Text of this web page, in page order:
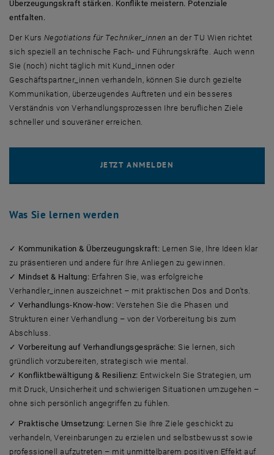
Überzeugungskraft stärken. Konflikte meistern. Potenziale
entfalten.
Der Kurs Negotiations für Techniker_innenan der TU Wien richtet
sich speziell an technische Fach- und Führungskräfte. Auch wenn
Sie (noch) nicht täglich mit Kund_innen oder
Geschäftspartner_innen verhandeln, können Sie durch gezielte
Kommunikation, überzeugendes Auftreten und ein besseres
Verständnis von Verhandlungsprozessen Ihre beruflichen Ziele
schneller und souveräner erreichen.
Was Sie lernen werden
✓ Kommunikation & Überzeugungskraft: Lernen Sie, Ihre Ideen klar
zu präsentieren und andere für Ihre Anliegen zu gewinnen.
✓ Mindset & Haltung: Erfahren Sie, was erfolgreiche
Verhandler_innen auszeichnet – mit praktischen Dos and Don’ts.
✓ Verhandlungs-Know-how: Verstehen Sie die Phasen und
Strukturen einer Verhandlung – von der Vorbereitung bis zum
Abschluss.
✓ Vorbereitung auf Verhandlungsgespräche: Sie lernen, sich
gründlich vorzubereiten, strategisch wie mental.
✓ Konfliktbewältigung & Resilienz: Entwickeln Sie Strategien, um
mit Druck, Unsicherheit und schwierigen Situationen umzugehen –
ohne sich persönlich angegriffen zu fühlen.
✓ Praktische Umsetzung: Lernen Sie Ihre Ziele geschickt zu
verhandeln, Vereinbarungen zu erzielen und selbstbewusst sowie
professionell aufzutreten – mit unmittelbarem positiven Effekt auf